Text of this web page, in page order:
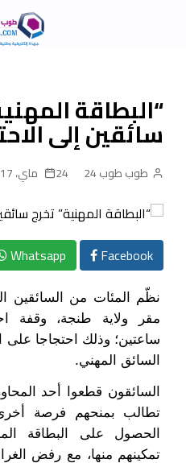
content“البطاقة
سائقين إلى
طوب طوب 24 24 ماي، 2017
Facebook
Whatsapp
نظّم المئات من السائقين
مقر ولاية طنجة، وقفة
ساعتين؛ وذلك احتجاجا على
السائق المهني.
السائقون قطعوا أحد
تطالب بمنحهم فرصة
الحصول على البطاقة
تمكينهم منها، مع رفض